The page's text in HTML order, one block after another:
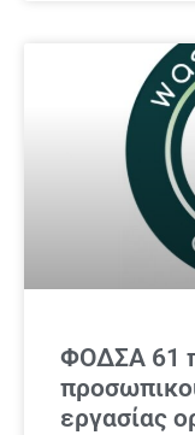
ΦΟΔΣΑ 61
εργασίας